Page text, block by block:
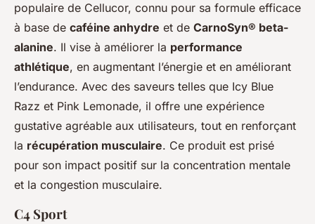
populaire de Cellucor, connu pour sa formule efficace
à base de caféine anhydre et de CarnoSyn® beta-
alanine. Il vise à améliorer la performance
athlétique, en augmentant l’énergie et en améliorant
l’endurance. Avec des saveurs telles que Icy Blue
Razz et Pink Lemonade, il offre une expérience
gustative agréable aux utilisateurs, tout en renforçant
la récupération musculaire. Ce produit est prisé
pour son impact positif sur la concentration mentale
et la congestion musculaire.
C4 Sport